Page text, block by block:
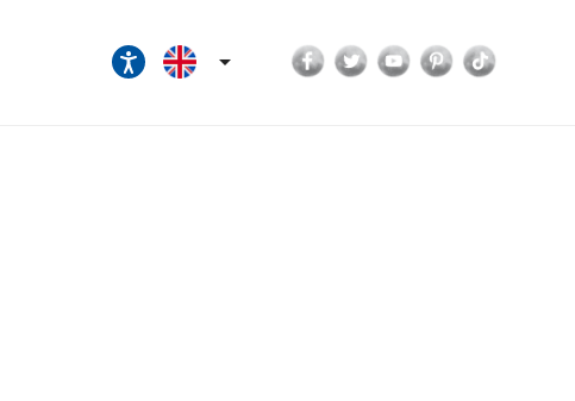
 Facebook
TwitterYouTubePinterest